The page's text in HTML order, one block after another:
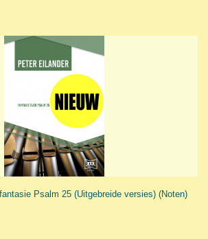
Psalm 25 (Uitgebreide versies) (Noten)